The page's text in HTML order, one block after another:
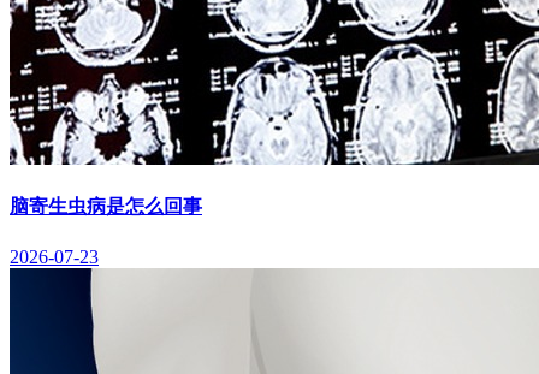
脑寄生虫病是怎么回事
2026-07-23